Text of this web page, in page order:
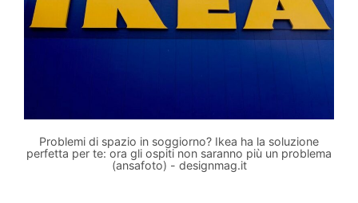
Problemi di spazio in soggiorno? Ikea ha la soluzione
perfetta per te: ora gli ospiti non saranno più un problema
(ansafoto) - designmag.it